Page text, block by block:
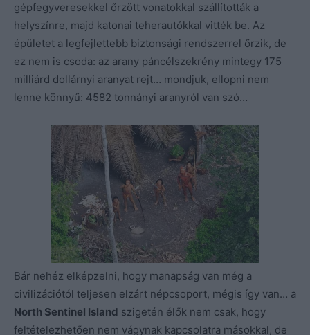
gépfegyveresekkel őrzött vonatokkal szállították a
helyszínre, majd katonai teherautókkal vitték be. Az
épületet a legfejlettebb biztonsági rendszerrel őrzik, de
ez nem is csoda: az arany páncélszekrény mintegy 175
milliárd dollárnyi aranyat rejt… mondjuk, ellopni nem
lenne könnyű: 4582 tonnányi aranyról van szó…
Bár nehéz elképzelni, hogy manapság van még a
civilizációtól teljesen elzárt népcsoport, mégis így van… a
North Sentinel Island szigetén élők nem csak, hogy
feltételezhetően nem vágynak kapcsolatra másokkal, de